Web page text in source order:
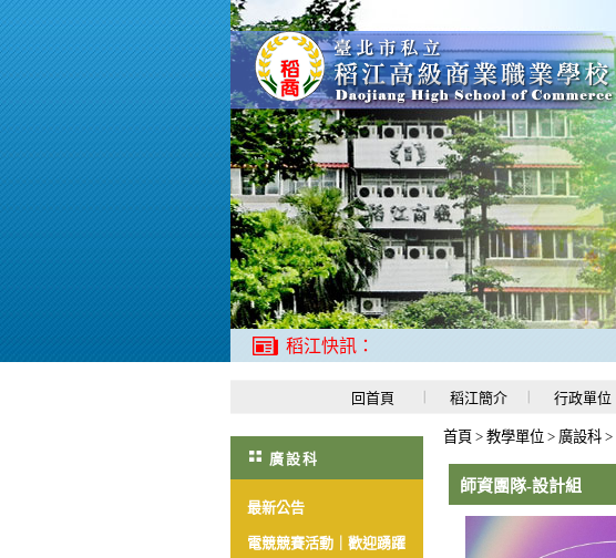
稻江快訊：
回首頁 稻江簡介 行政單位
廣設科
最新公告
電競競賽活動｜歡迎踴躍
首頁 > 教學單位 > 廣設科 >
師資團隊-設計組